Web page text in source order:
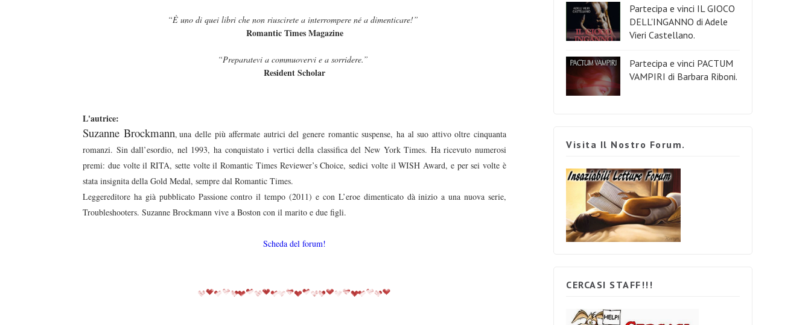
“È uno di quei libri che non riuscirete a interrompere né a dimenticare!”
Romantic Times Magazine
“Preparatevi a commuovervi e a sorridere.”
Resident Scholar
L'autrice:
Suzanne Brockmann,una delle più affermate autrici del genere romantic suspense, ha al suo attivo oltre cinquanta
romanzi. Sin dall’esordio, nel 1993, ha conquistato i vertici della classifica del New York Times. Ha ricevuto numerosi
premi: due volte il RITA, sette volte il Romantic Times Reviewer’s Choice, sedici volte il WISH Award, e per sei volte è
stata insignita della Gold Medal, sempre dal Romantic Times.
Leggereditore ha già pubblicato Passione contro il tempo (2011) e con L’eroe dimenticato dà inizio a una nuova serie,
Troubleshooters. Suzanne Brockmann vive a Boston con il marito e due figli.
Scheda del forum!
Partecipa e vinci IL GIOCO
DELL'INGANNO di Adele
Vieri Castellano.
Partecipa e vinci PACTUM
VAMPIRI di Barbara Riboni.
Visita Il Nostro Forum.
CERCASI STAFF!!!